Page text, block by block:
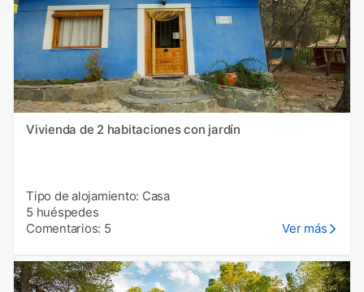
Vivienda de 2 habitaciones con jardín
Tipo de alojamiento: Casa
5 huéspedes
Comentarios: 5
Ver más